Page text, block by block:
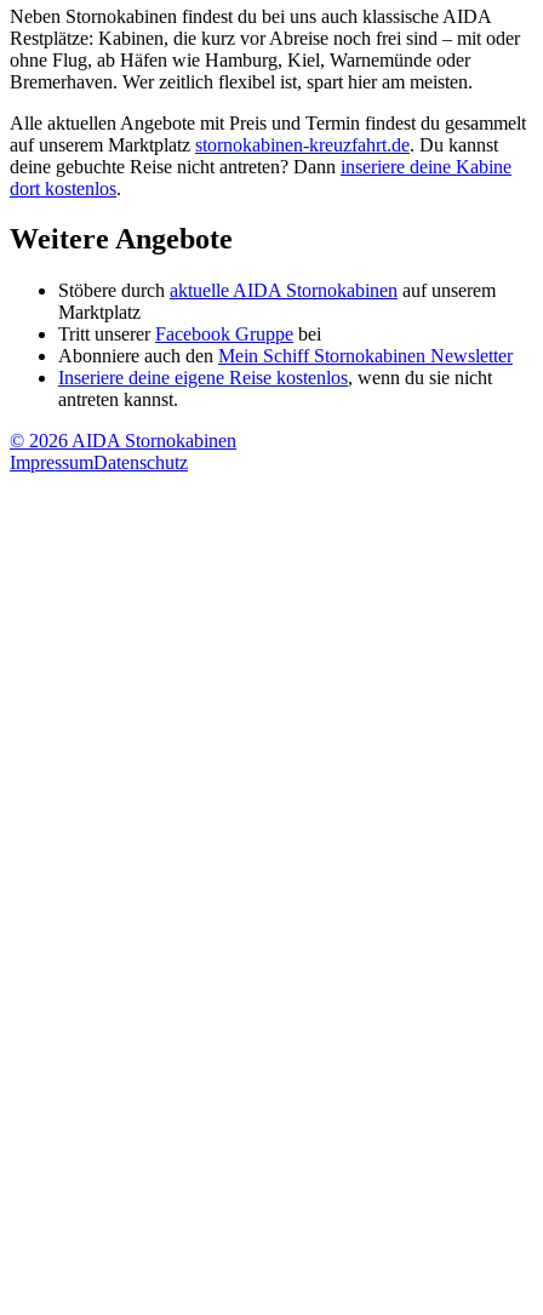
Neben Stornokabinen findest du bei uns auch klassische AIDA
Restplätze: Kabinen, die kurz vor Abreise noch frei sind – mit oder
ohne Flug, ab Häfen wie Hamburg, Kiel, Warnemünde oder
Bremerhaven. Wer zeitlich flexibel ist, spart hier am meisten.
Alle aktuellen Angebote mit Preis und Termin findest du gesammelt
auf unserem Marktplatz stornokabinen-kreuzfahrt.de. Du kannst
deine gebuchte Reise nicht antreten? Dann inseriere deine Kabine
dort kostenlos.
Weitere Angebote
Stöbere durch aktuelle AIDA Stornokabinen auf unserem
Marktplatz
Tritt unserer Facebook Gruppe bei
Abonniere auch den Mein Schiff Stornokabinen Newsletter
Inseriere deine eigene Reise kostenlos, wenn du sie nicht
antreten kannst.
© 2026 AIDA Stornokabinen
ImpressumDatenschutz